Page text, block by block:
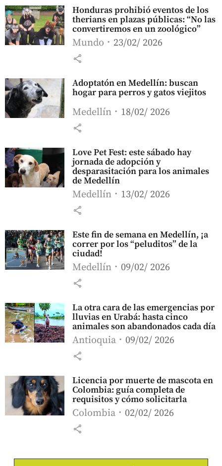
Honduras prohibió eventos de los
therians en plazas públicas: “No las
convertiremos en un zoológico”
Mundo 23/02/ 2026
share
Adoptatón en Medellín: buscan
hogar para perros y gatos viejitos
Medellín 18/02/ 2026
share
Love Pet Fest: este sábado hay
jornada de adopción y
desparasitación para los animales
de Medellín
Medellín 13/02/ 2026
share
Este fin de semana en Medellín, ¡a
correr por los “peluditos” de la
ciudad!
Medellín 09/02/ 2026
share
La otra cara de las emergencias por
lluvias en Urabá: hasta cinco
animales son abandonados cada día
Antioquia 09/02/ 2026
share
Licencia por muerte de mascota en
Colombia: guía completa de
requisitos y cómo solicitarla
Colombia 02/02/ 2026
share